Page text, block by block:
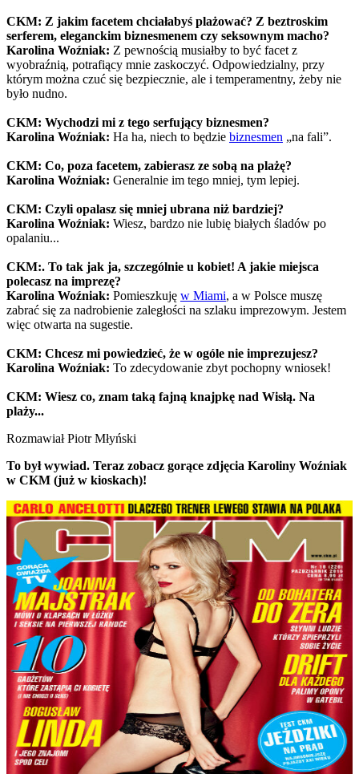
CKM: Z jakim facetem chciałabyś plażować? Z beztroskim
serferem, eleganckim biznesmenem czy seksownym macho?
Karolina Woźniak: Z pewnością musiałby to być facet z
wyobraźnią, potrafiący mnie zaskoczyć. Odpowiedzialny, przy
którym można czuć się bezpiecznie, ale i temperamentny, żeby nie
było nudno.
CKM: Wychodzi mi z tego serfujący biznesmen?
Karolina Woźniak: Ha ha, niech to będzie biznesmen „na fali”.
CKM: Co, poza facetem, zabierasz ze sobą na plażę?
Karolina Woźniak: Generalnie im tego mniej, tym lepiej.
CKM: Czyli opalasz się mniej ubrana niż bardziej?
Karolina Woźniak: Wiesz, bardzo nie lubię białych śladów po
opalaniu...
CKM:. To tak jak ja, szczególnie u kobiet! A jakie miejsca
polecasz na imprezę?
Karolina Woźniak: Pomieszkuję w Miami, a w Polsce muszę
zabrać się za nadrobienie zaległości na szlaku imprezowym. Jestem
więc otwarta na sugestie.
CKM: Chcesz mi powiedzieć, że w ogóle nie imprezujesz?
Karolina Woźniak: To zdecydowanie zbyt pochopny wniosek!
CKM: Wiesz co, znam taką fajną knajpkę nad Wisłą. Na
plaży...
Rozmawiał Piotr Młyński
To był wywiad. Teraz zobacz gorące zdjęcia Karoliny Woźniak
w CKM (już w kioskach)!